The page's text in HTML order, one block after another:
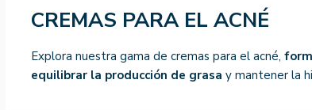
CREMAS PARA EL ACNÉ
Explora nuestra gama de cremas para el acné,
equilibrar la producción de grasa y mantener la